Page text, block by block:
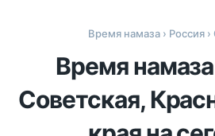
Время намаза › Россия
Время
Советская,